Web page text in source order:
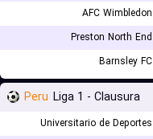
AFC Wimbledon
Preston North End
Barnsley FC
Peru Liga 1 - Clausura
Universitario de Deportes